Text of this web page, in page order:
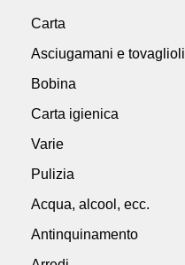
Carta
Asciugamani e tovaglioli
Bobina
Carta igienica
Varie
Pulizia
Acqua, alcool, ecc.
Antinquinamento